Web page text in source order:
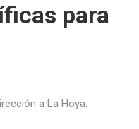
para
a La Hoya.